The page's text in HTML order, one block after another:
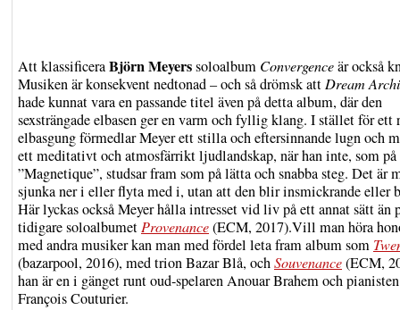
Att klassificeraBjörn Meyerssoloalbum Convergenceär också
Musiken är konsekvent nedtonad – och så drömsk attDream
hade kunnat vara en passande titel även på detta album, där den
sexsträngade elbasen ger en varm och fyllig klang. I stället för
elbasgung förmedlar Meyer ett stilla och eftersinnande lugn och
ett meditativt och atmosfärrikt ljudlandskap, när han inte, som på
”Magnetique”, studsar fram som på lätta och snabba steg. Det är
sjunka ner i eller flyta med i, utan att den blir insmickrande eller
Här lyckas också Meyer hålla intresset vid liv på ett annat sätt än
tidigare soloalbumetProvenance(ECM, 2017).Vill man höra
med andra musiker kan man med fördel leta fram album som
(bazarpool, 2016), med trion Bazar Blå, ochSouvenance(ECM,
han är en i gänget runt oud-spelaren Anouar Brahem och pianisten
François Couturier.